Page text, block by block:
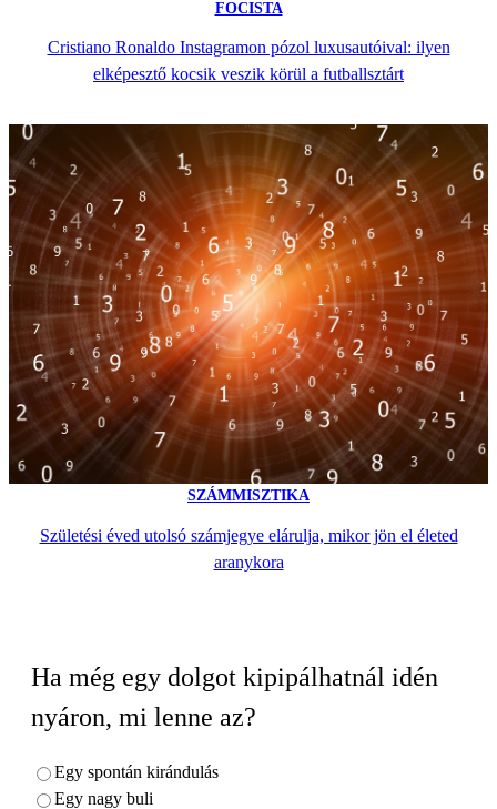
FOCISTA
Cristiano Ronaldo Instagramon pózol luxusautóival: ilyen
elképesztő kocsik veszik körül a futballsztárt
SZÁMMISZTIKA
Születési éved utolsó számjegye elárulja, mikor jön el életed
aranykora
Ha még egy dolgot kipipálhatnál idén
nyáron, mi lenne az?
Egy spontán kirándulás
Egy nagy buli